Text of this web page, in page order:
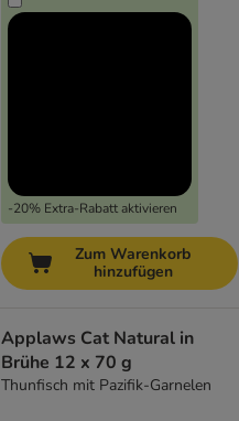
-20% Extra-Rabatt aktivieren
Zum Warenkorb
hinzufügen
Applaws Cat Natural in
Brühe 12 x 70 g
Thunfisch mit Pazifik-Garnelen